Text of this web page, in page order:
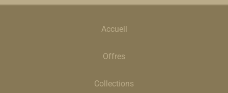
Accueil
Offres
Collections